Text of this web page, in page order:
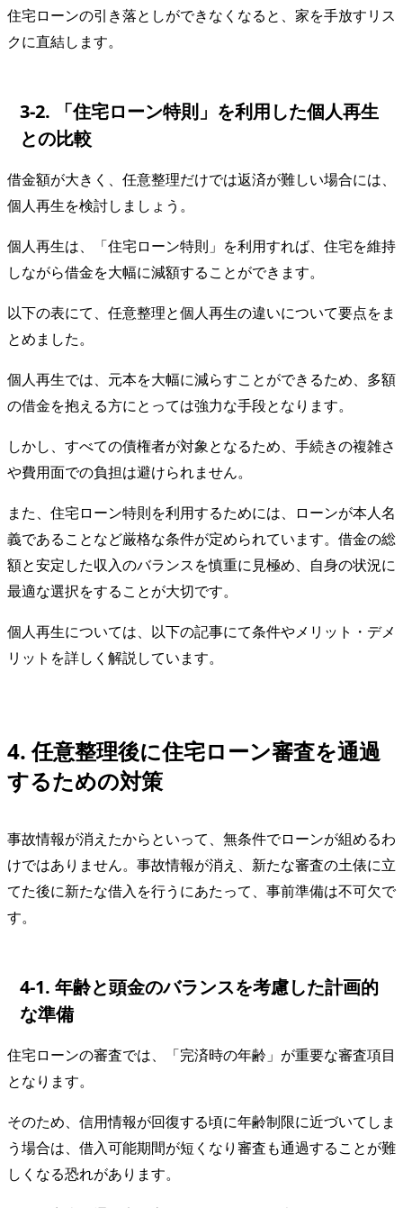
住宅ローンの引き落としができなくなると、家を手放すリス
クに直結します。
3-2. 「住宅ローン特則」を利用した個人再生
との比較
借金額が大きく、任意整理だけでは返済が難しい場合には、
個人再生を検討しましょう。
個人再生は、「住宅ローン特則」を利用すれば、住宅を維持
しながら借金を大幅に減額することができます。
以下の表にて、任意整理と個人再生の違いについて要点をま
とめました。
個人再生では、元本を大幅に減らすことができるため、多額
の借金を抱える方にとっては強力な手段となります。
しかし、すべての債権者が対象となるため、手続きの複雑さ
や費用面での負担は避けられません。
また、住宅ローン特則を利用するためには、ローンが本人名
義であることなど厳格な条件が定められています。借金の総
額と安定した収入のバランスを慎重に見極め、自身の状況に
最適な選択をすることが大切です。
個人再生については、以下の記事にて条件やメリット・デメ
リットを詳しく解説しています。
4. 任意整理後に住宅ローン審査を通過
するための対策
事故情報が消えたからといって、無条件でローンが組めるわ
けではありません。事故情報が消え、新たな審査の土俵に立
てた後に新たな借入を行うにあたって、事前準備は不可欠で
す。
4-1. 年齢と頭金のバランスを考慮した計画的
な準備
住宅ローンの審査では、「完済時の年齢」が重要な審査項目
となります。
そのため、信用情報が回復する頃に年齢制限に近づいてしま
う場合は、借入可能期間が短くなり審査も通過することが難
しくなる恐れがあります。